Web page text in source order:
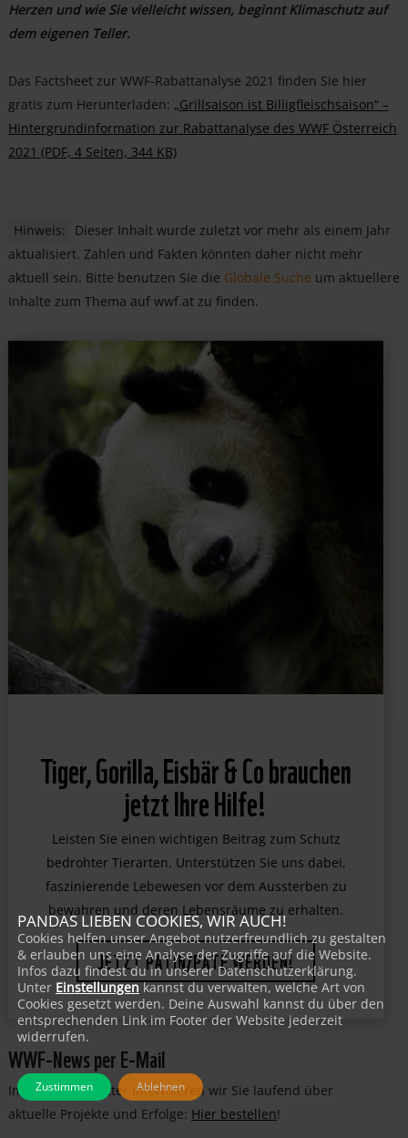
Herzen und wie Sie vielleicht wissen, beginnt Klimaschutz auf
dem eigenen Teller.
Das Factsheet zur WWF-Rabattanalyse 2021 finden Sie hier
gratis zum Herunterladen: „Grillsaison ist Billigfleischsaison“ –
Hintergrundinformation zur Rabattanalyse des WWF Österreich
2021 (PDF, 4 Seiten, 344 KB)
Hinweis:
Dieser Inhalt wurde zuletzt vor mehr als einem Jahr
aktualisiert. Zahlen und Fakten könnten daher nicht mehr
aktuell sein. Bitte benutzen Sie die Globale Suche um aktuellere
Inhalte zum Thema auf wwf.at zu finden.
Tiger, Gorilla, Eisbär & Co brauchen
jetzt Ihre Hilfe!
Leisten Sie einen wichtigen Beitrag zum Schutz
bedrohter Tierarten. Unterstützen Sie uns dabei,
faszinierende Lebewesen vor dem Aussterben zu
bewahren und deren Lebensräume zu erhalten.
JETZT PATIN/PATE WERDEN!
WWF-News per E-Mail
Im WWF-Newsletter informieren wir Sie laufend über
aktuelle Projekte und Erfolge: Hier bestellen!
PANDAS LIEBEN COOKIES, WIR AUCH!
Cookies helfen unser Angebot nutzerfreundlich zu gestalten
& erlauben uns eine Analyse der Zugriffe auf die Website.
Infos dazu findest du in unserer Datenschutzerklärung.
Unter Einstellungen kannst du verwalten, welche Art von
Cookies gesetzt werden. Deine Auswahl kannst du über den
entsprechenden Link im Footer der Website jederzeit
widerrufen.
Zustimmen Ablehnen